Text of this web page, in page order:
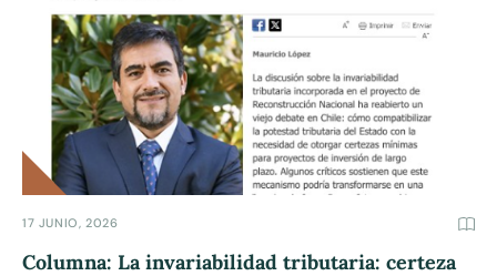
17 JUNIO, 2026
Columna: La invariabilidad tributaria: certeza